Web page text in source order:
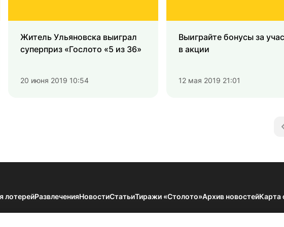
Житель Ульяновска выиграл
суперприз «Гослото «5 из 36»
20 июня 2019 10:54
Выиграйте бонусы за
в акции
12 мая 2019 21:01
лотерейРазвлеченияНовостиСтатьиТиражи «Столото»Архив новостейКарта
массовой информации — Результаты тиражей Всероссийских государственных